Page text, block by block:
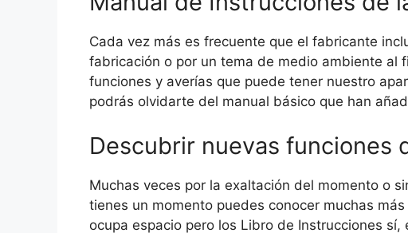
Cada vez más es frecuente que el fabricante
fabricación o por un tema de medio ambiente al
funciones y averías que puede tener nuestro
podrás olvidarte del manual básico que han
Descubrir nuevas funciones
Muchas veces por la exaltación del momento o
tienes un momento puedes conocer muchas
ocupa espacio pero los Libro de Instrucciones